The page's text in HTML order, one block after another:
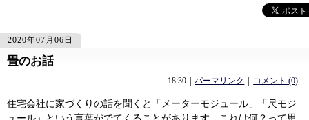
2020年07月06日
畳のお話
18:30 パーマリンク コメント (0)
住宅会社に家づくりの話を聞くと「メーターモジュール」「尺モジ